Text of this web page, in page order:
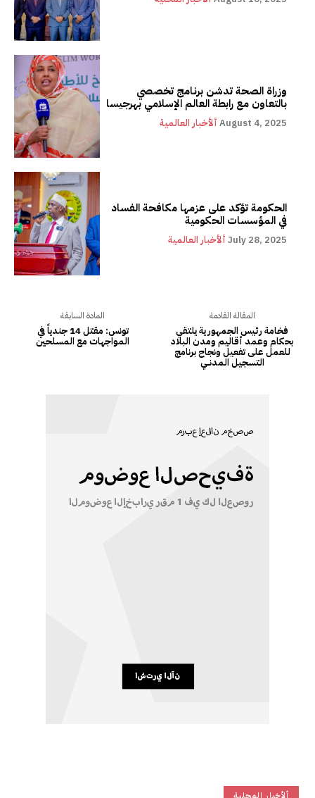
وزراة الصحة تدشن برنامج تخصصي
بالتعاون مع رابطة العالم الإسلامي بهرجيسا
ألأخبار العالمية August 4, 2025
الحكومة تؤكد على عزمها مكافحة الفساد
في المؤسسات الحكومية
ألأخبار العالمية July 28, 2025
المادة السابقة
تونس: مقتل 14 جندياً في
المواجهات مع المسلحين
المقالة القادمة
فخامة رئيس الجمهورية يلتقي
بحكام وعمد أقاليم ومدن البلاد
للعمل على تفعيل ونجاح برنامج
التسجيل المدنـــي